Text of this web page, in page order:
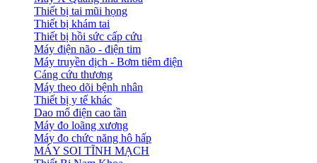
Thiết bị tai mũi họng
Thiết bị khám tai
Thiết bị hồi sức cấp cứu
Máy điện não - điện tim
Máy truyền dịch - Bơm tiêm điện
Cáng cứu thương
Máy theo dõi bệnh nhân
Thiết bị y tế khác
Dao mổ điện cao tần
Máy đo loãng xương
Máy đo chức năng hô hấp
MÁY SOI TĨNH MẠCH